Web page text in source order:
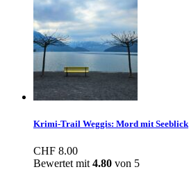
Krimi-Trail Weggis: Mord mit Seeblick
CHF 8.00
Bewertet mit 4.80 von 5